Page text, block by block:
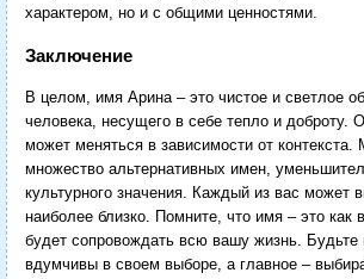
характером, но и с общими ценностями.
Заключение
В целом, имя Арина – это чистое и светлое
человека, несущего в себе тепло и доброту.
может меняться в зависимости от
множество альтернативных имен,
культурного значения. Каждый из вас может
наиболее близко. Помните, что имя – это как
будет сопровождать всю вашу жизнь. Будьте
вдумчивы в своем выборе, а главное –